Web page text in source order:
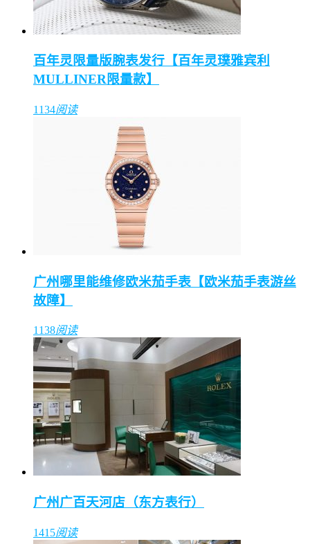
百年灵限量版腕表发行【百年灵璞雅宾利
MULLINER限量款】
1134阅读
广州哪里能维修欧米茄手表【欧米茄手表游丝
故障】
1138阅读
广州广百天河店（东方表行）
1415阅读